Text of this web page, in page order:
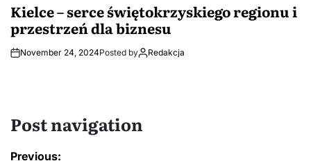
Kielce – serce świętokrzyskiego regionu i
przestrzeń dla biznesu
November 24, 2024Posted by Redakcja
Post navigation
Previous: